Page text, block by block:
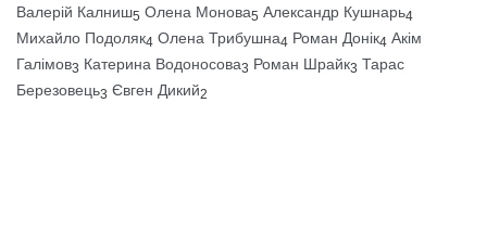
Валерій Калниш5 Олена Монова5 Александр Кушнарь4
Михайло Подоляк4 Олена Трибушна4 Роман Донік4 Акім
Галімов3 Катерина Водоносова3 Роман Шрайк3 Тарас
Березовець3 Євген Дикий2